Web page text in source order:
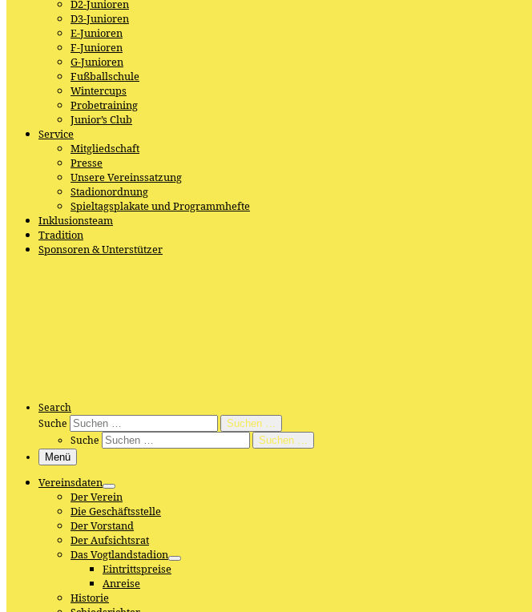
D2-Junioren
D3-Junioren
E-Junioren
F-Junioren
G-Junioren
Fußballschule
Wintercups
Probetraining
Junior’s Club
Service
Mitgliedschaft
Presse
Unsere Vereinssatzung
Stadionordnung
Spieltagsplakate und Programmhefte
Inklusionsteam
Tradition
Sponsoren & Unterstützer
Search
Suche
Suchen …
Suche
Suchen …
Menü
Vereinsdaten
Der Verein
Die Geschäftsstelle
Der Vorstand
Der Aufsichtsrat
Das Vogtlandstadion
Eintrittspreise
Anreise
Historie